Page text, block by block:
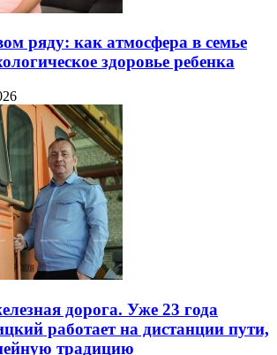
ряду: как атмосфера в семье
здоровье ребенка
дорога. Уже 23 года
работает на дистанции пути,
традицию